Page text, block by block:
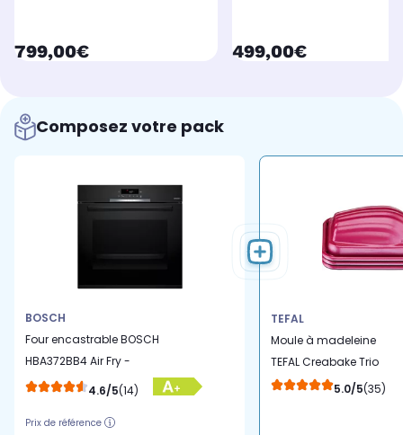
currentPrice
799,00€ currentPrice
499,00€
Composez votre pack
BOSCH
Four encastrable BOSCH
HBA372BB4 Air Fry -
Pyrolyse, Mode Friture
AutoPilot
4.6/5(14)
Prix de référence
TEFAL
Moule à madeleine
TEFAL Creabake Trio
madeleines 8.3 x 6.5
5.0/5(35)